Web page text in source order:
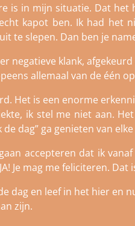
is in mijn situatie. Dat
kapot ben. Ik had het
te slepen. Dan ben je
negatieve klank,
allemaal van de één
Het is een enorme
ik stel me niet aan.
dag” ga genieten van elke
accepteren dat ik
Je mag me feliciteren.
dag en leef in het hier en
zijn.